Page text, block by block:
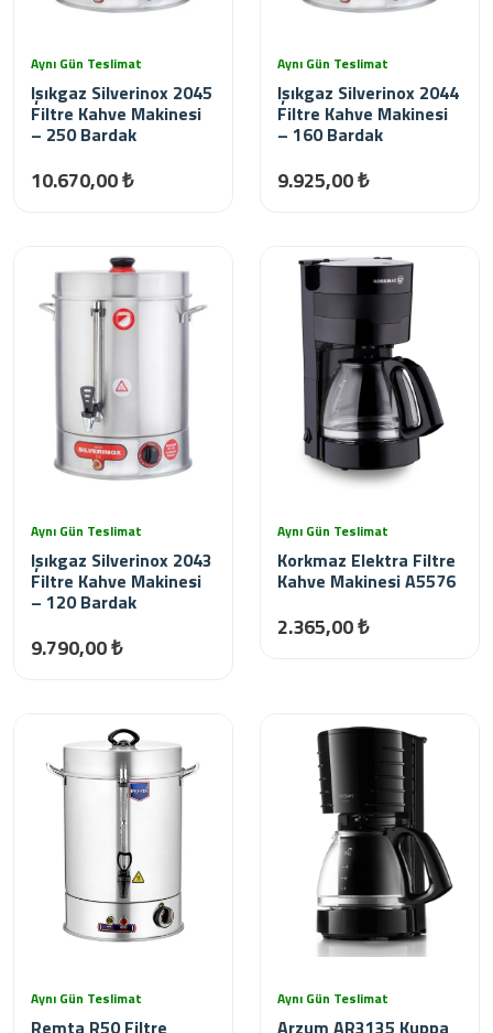
Aynı Gün Teslimat
Işıkgaz Silverinox 2045
Filtre Kahve Makinesi
– 250 Bardak
10.670,00 ₺
Aynı Gün Teslimat
Işıkgaz Silverinox 2044
Filtre Kahve Makinesi
– 160 Bardak
9.925,00 ₺
Aynı Gün Teslimat
Işıkgaz Silverinox 2043
Filtre Kahve Makinesi
– 120 Bardak
9.790,00 ₺
Aynı Gün Teslimat
Korkmaz Elektra Filtre
Kahve Makinesi A5576
2.365,00 ₺
Aynı Gün Teslimat
Remta R50 Filtre
Aynı Gün Teslimat
Arzum AR3135 Kuppa